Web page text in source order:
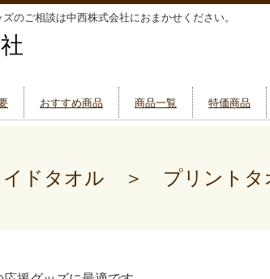
のご相談は中西株式会社におまかせください。
おすすめ商品 商品一覧 特価商品
イドタオル ＞ プリントタ